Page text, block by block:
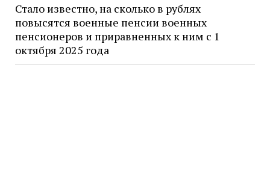
Стало известно, на сколько в рублях
повысятся военные пенсии военных
пенсионеров и приравненных к ним с 1
октября 2025 года